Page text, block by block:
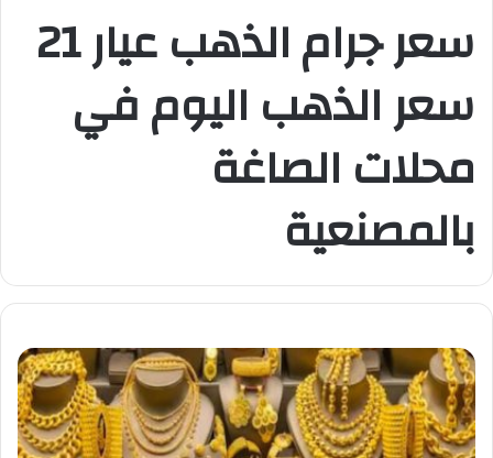
سعر جرام الذهب عيار 21
سعر الذهب اليوم في
محلات الصاغة
بالمصنعية